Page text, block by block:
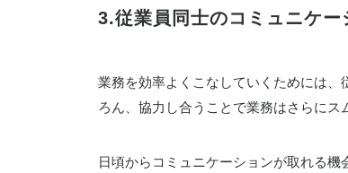
3.従業員同士のコミュニケー
業務を効率よくこなしていくためには
ろん、協力し合うことで業務はさらにス
日頃からコミュニケーションが取れる